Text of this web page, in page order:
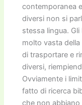
contemporanea
diversi non si
stessa lingua.
molto vasta
di trasportare e
diversi,
Ovviamente i
fatto di ricerca
che non abbiano